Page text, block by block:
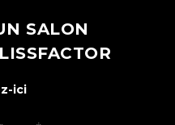
SALON
ici